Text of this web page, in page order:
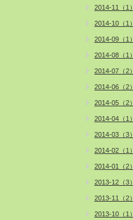
2014-11（1）
2014-10（1）
2014-09（1）
2014-08（1）
2014-07（2）
2014-06（2）
2014-05（2）
2014-04（1）
2014-03（3）
2014-02（1）
2014-01（2）
2013-12（3）
2013-11（2）
2013-10（1）